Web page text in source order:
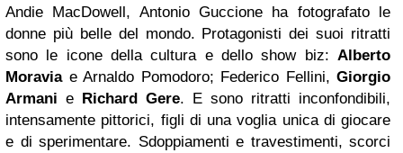
Andie MacDowell, Antonio Guccione ha fotografato le
donne più belle del mondo. Protagonisti dei suoi ritratti
sono le icone della cultura e dello show biz: Alberto
Moraviae Arnaldo Pomodoro; Federico Fellini, Giorgio
Armani e Richard Gere. E sono ritratti inconfondibili,
intensamente pittorici, figli di una voglia unica di giocare
e di sperimentare. Sdoppiamenti e travestimenti, scorci